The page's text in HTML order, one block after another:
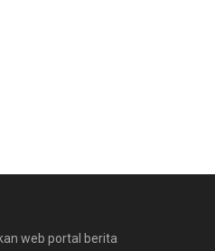
web portal berita